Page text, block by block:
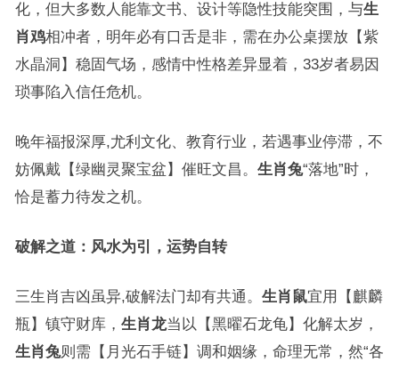
化，但大多数人能靠文书、设计等隐性技能突围，与生
肖鸡相冲者，明年必有口舌是非，需在办公桌摆放【紫
水晶洞】稳固气场，感情中性格差异显着，33岁者易因
琐事陷入信任危机。
晚年福报深厚,尤利文化、教育行业，若遇事业停滞，不
妨佩戴【绿幽灵聚宝盆】催旺文昌。 生肖兔“落地”时，
恰是蓄力待发之机。
破解之道：风水为引，运势自转
三生肖吉凶虽异,破解法门却有共通。 生肖鼠宜用【麒麟
瓶】镇守财库， 生肖龙当以【黑曜石龙龟】化解太岁，
生肖兔则需【月光石手链】调和姻缘，命理无常，然“各